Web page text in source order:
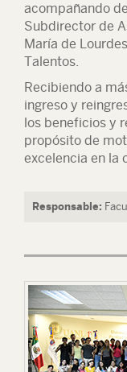
acompañando
Subdirector de
María de
Talentos.
Recibiendo a
ingreso y
los beneficios y
propósito de
excelencia en la
Responsable: